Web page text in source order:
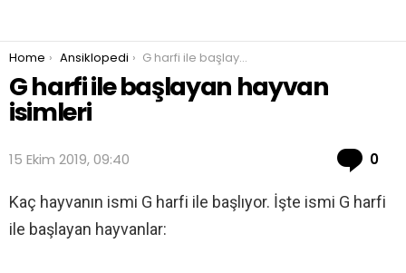
You are here:
Home Ansiklopedi G harfi ile başlayan hayvan isimleri
G harfi ile başlayan hayvan
isimleri
15 Ekim 2019, 09:40 0
Kaç hayvanın ismi G harfi ile başlıyor. İşte ismi G harfi
ile başlayan hayvanlar: